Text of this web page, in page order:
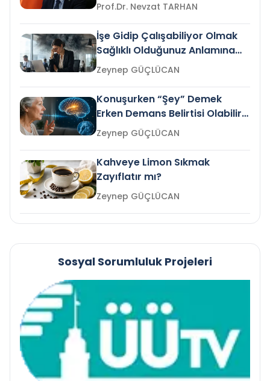
Prof.Dr. Nevzat TARHAN
İşe Gidip Çalışabiliyor Olmak
Sağlıklı Olduğunuz Anlamına
Gelir mi?Zeynep GÜÇLÜCAN
Konuşurken “Şey” Demek
Erken Demans Belirtisi Olabilir
mi?
Zeynep GÜÇLÜCAN
Kahveye Limon Sıkmak
Zayıflatır mı?
Zeynep GÜÇLÜCAN
Sosyal Sorumluluk Projeleri